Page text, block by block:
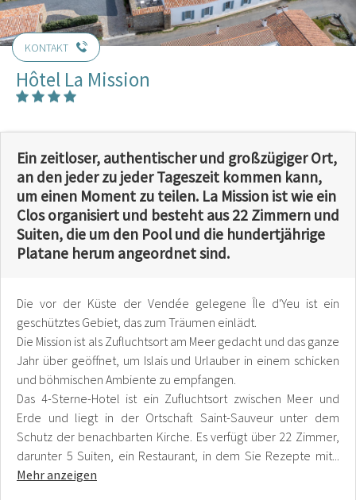
KONTAKT
Hôtel La Mission
Ein zeitloser, authentischer und großzügiger Ort,
an den jeder zu jeder Tageszeit kommen kann,
um einen Moment zu teilen. La Mission ist wie ein
Clos organisiert und besteht aus 22 Zimmern und
Suiten, die um den Pool und die hundertjährige
Platane herum angeordnet sind.
Die vor der Küste der Vendée gelegene Île d'Yeu ist ein
geschütztes Gebiet, das zum Träumen einlädt.
Die Mission ist als Zufluchtsort am Meer gedacht und das ganze
Jahr über geöffnet, um Islais und Urlauber in einem schicken
und böhmischen Ambiente zu empfangen.
Das 4-Sterne-Hotel ist ein Zufluchtsort zwischen Meer und
Erde und liegt in der Ortschaft Saint-Sauveur unter dem
Schutz der benachbarten Kirche. Es verfügt über 22 Zimmer,
darunter 5 Suiten, ein Restaurant, in dem Sie Rezepte mit...
Mehr anzeigen